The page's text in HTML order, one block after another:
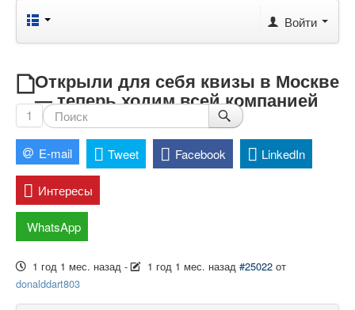
Войти
Открыли для себя квизы в Москве
— теперь ходим всей компанией
1
E-mail Tweet Facebook LinkedIn
Интересы
WhatsApp
1 год 1 мес. назад - 1 год 1 мес. назад #25022 от
donalddart803